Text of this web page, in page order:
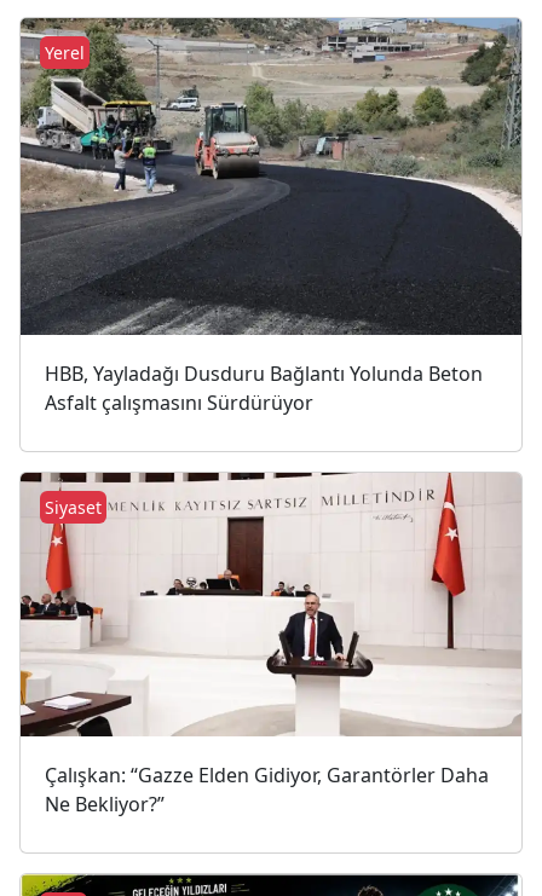
HBB, Yayladağı Dusduru Bağlantı Yolunda Beton
Asfalt çalışmasını Sürdürüyor
Yerel
Çalışkan: “Gazze Elden Gidiyor, Garantörler Daha
Ne Bekliyor?”
Siyaset